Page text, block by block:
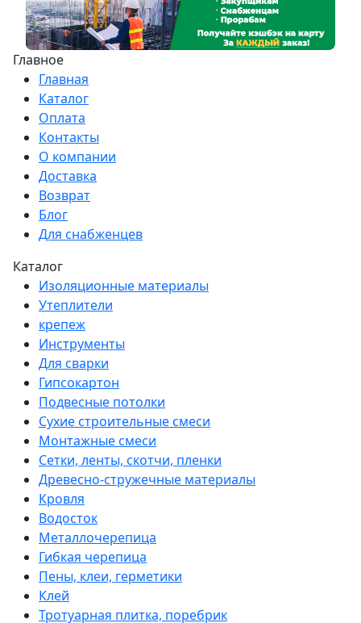
Главное
Главная
Каталог
Оплата
Контакты
О компании
Доставка
Возврат
Блог
Для снабженцев
Каталог
Изоляционные материалы
Утеплители
крепеж
Инструменты
Для сварки
Гипсокартон
Подвесные потолки
Сухие строительные смеси
Монтажные смеси
Сетки, ленты, скотчи, пленки
Древесно-стружечные материалы
Кровля
Водосток
Металлочерепица
Гибкая черепица
Пены, клеи, герметики
Клей
Тротуарная плитка, поребрик